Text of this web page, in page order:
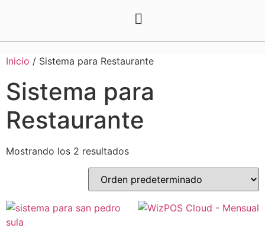
Inicio / Sistema para Restaurante
Sistema para
Restaurante
Mostrando los 2 resultados